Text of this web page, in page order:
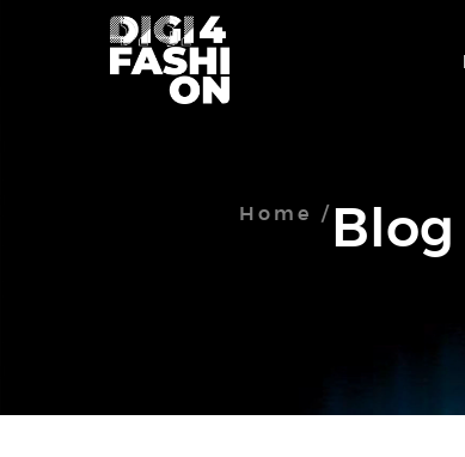
Home / Blog